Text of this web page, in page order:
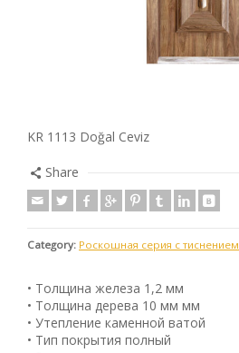
KR 1113 Doğal Ceviz
Share
Category: Роскошная серия с тиснением
• Толщина железа 1,2 мм
• Толщина дерева 10 мм мм
• Утепление каменной ватой
• Тип покрытия полный